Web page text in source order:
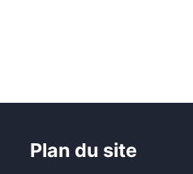
Plan du site